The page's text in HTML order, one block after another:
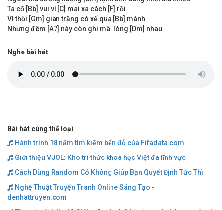
Ta cố [Bb] vui vì [C] mai xa cách [F] rồi
Vì thời [Gm] gian trăng có xế qua [Bb] mành
Nhưng đêm [A7] này còn ghi mãi lòng [Dm] nhau
Nghe bài hát
Bài hát cùng thể loại
Hành trình 18 năm tìm kiếm bến đỗ của Fifadata.com
Giới thiệu VJOL: Kho tri thức khoa học Việt đa lĩnh vực
Cách Dùng Random Có Không Giúp Bạn Quyết Định Tức Thì
Nghệ Thuật Truyện Tranh Online Sáng Tạo -
denhattruyen.com